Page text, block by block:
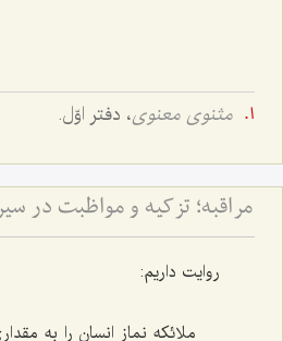
مثنوی معنوی، دفتر اوّل.
روایت داریم:
ملائکه نماز انسان را به